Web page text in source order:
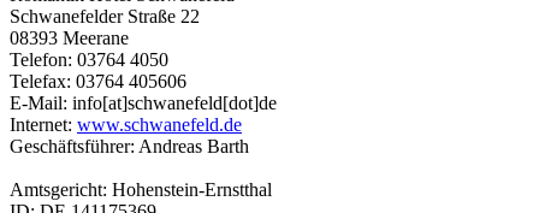
Schwanefelder Straße 22
08393 Meerane
Telefon: 03764 4050
Telefax: 03764 405606
E-Mail: info[at]schwanefeld[dot]de
Internet: www.schwanefeld.de
Geschäftsführer: Andreas Barth
Amtsgericht: Hohenstein-Ernstthal